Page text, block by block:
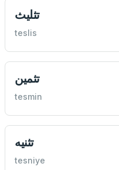
تثليث
teslis
تثمين
tesmin
تثنيه
tesniye